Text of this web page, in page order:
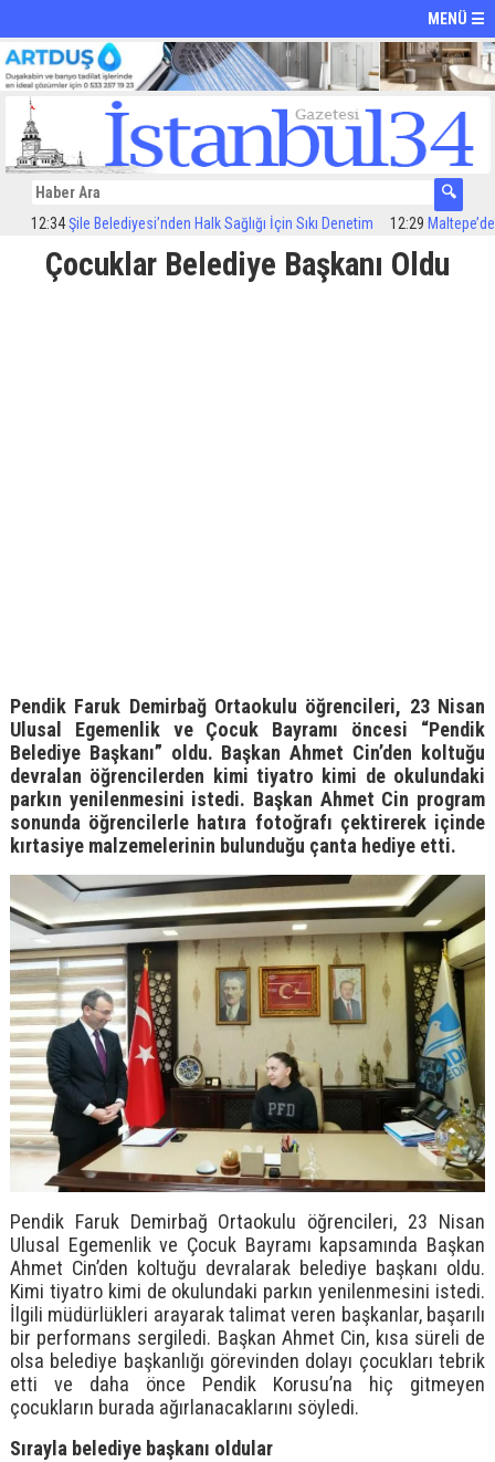
MENÜ ☰
Şile Belediyesi’nden Halk Sağlığı İçin Sıkı Denetim 12:29 Maltepe’de
Çocuklar Belediye Başkanı Oldu
Pendik Faruk Demirbağ Ortaokulu öğrencileri, 23 Nisan
Ulusal Egemenlik ve Çocuk Bayramı öncesi “Pendik
Belediye Başkanı” oldu. Başkan Ahmet Cin’den koltuğu
devralan öğrencilerden kimi tiyatro kimi de okulundaki
parkın yenilenmesini istedi. Başkan Ahmet Cin program
sonunda öğrencilerle hatıra fotoğrafı çektirerek içinde
kırtasiye malzemelerinin bulunduğu çanta hediye etti.
Pendik Faruk Demirbağ Ortaokulu öğrencileri, 23 Nisan
Ulusal Egemenlik ve Çocuk Bayramı kapsamında Başkan
Ahmet Cin’den koltuğu devralarak belediye başkanı oldu.
Kimi tiyatro kimi de okulundaki parkın yenilenmesini istedi.
İlgili müdürlükleri arayarak talimat veren başkanlar, başarılı
bir performans sergiledi. Başkan Ahmet Cin, kısa süreli de
olsa belediye başkanlığı görevinden dolayı çocukları tebrik
etti ve daha önce Pendik Korusu’na hiç gitmeyen
çocukların burada ağırlanacaklarını söyledi.
Sırayla belediye başkanı oldular